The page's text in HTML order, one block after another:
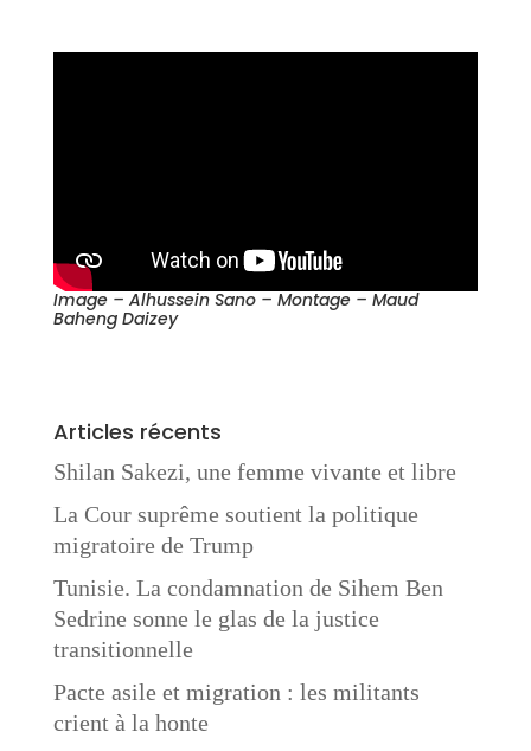
Image – Alhussein Sano – Montage – Maud
Baheng Daizey
Articles récents
Shilan Sakezi, une femme vivante et libre
La Cour suprême soutient la politique
migratoire de Trump
Tunisie. La condamnation de Sihem Ben
Sedrine sonne le glas de la justice
transitionnelle
Pacte asile et migration : les militants
crient à la honte